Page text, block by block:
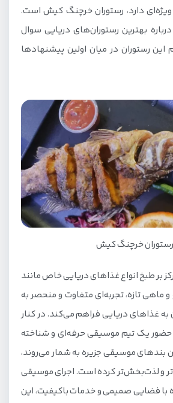
دارد، رستوران خرچنگ کیش است.
بهترین رستوران‌های دریایی سوال
این رستوران در میان اولین پیشنهادها
رستوران خرچنگ کیش
بر طبخ انواع غذاهای دریایی خاص مانند
و ماهی تازه، تجربه‌ای متفاوت و منحصر به
به غذاهای دریایی فراهم می‌کند. در کنار
یک تیم موسیقی حرفه‌ای و شناخته
بندهای موسیقی جزیره به شمار می‌روند،
و لذت‌بخش‌تر کرده است. اجرای موسیقی
با فضایی صمیمی و خدمات باکیفیت، این